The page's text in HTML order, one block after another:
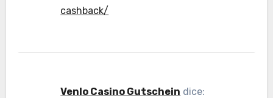
cashback/
Venlo Casino Gutschein dice: